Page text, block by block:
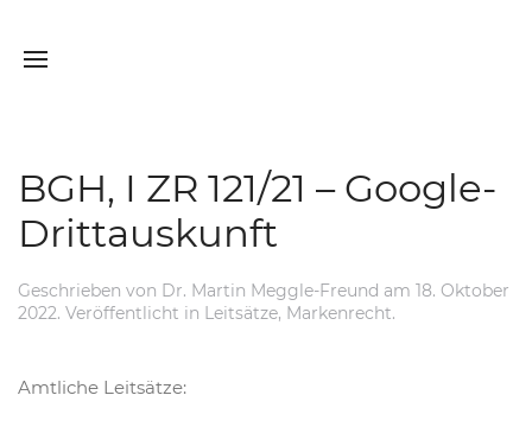
BGH, I ZR 121/21 – Google-
Drittauskunft
Geschrieben von Dr. Martin Meggle-Freund am 18. Oktober
2022. Veröffentlicht in Leitsätze, Markenrecht.
Amtliche Leitsätze: